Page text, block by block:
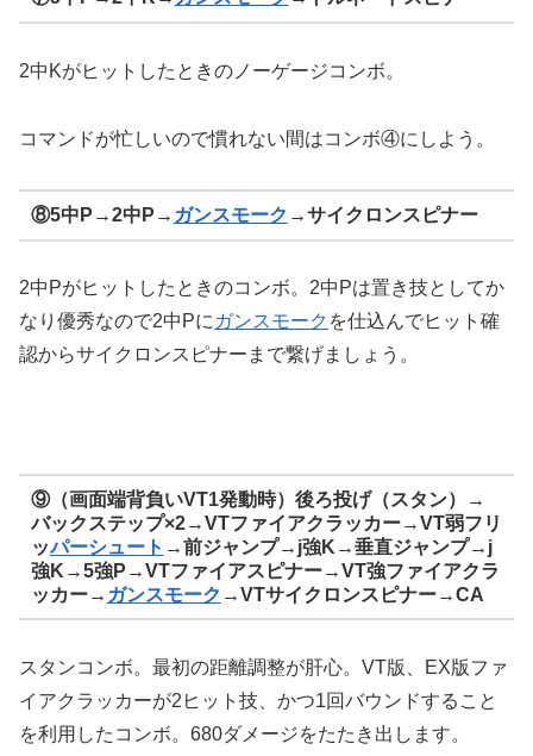
2中Kがヒットしたときのノーゲージコンボ。
コマンドが忙しいので慣れない間はコンボ④にしよう。
⑧5中P→2中P→ ガンスモーク →サイクロンスピナー
2中Pがヒットしたときのコンボ。2中Pは置き技としてか
なり優秀なので2中Pにガンスモーク を仕込んでヒット確
認からサイクロンスピナーまで繋げましょう。
⑨（画面端背負いVT1発動時）後ろ投げ（スタン）→
バックステップ×2→VTファイアクラッカー→VT弱フリ
ッパーシュート →前ジャンプ→j強K→垂直ジャンプ→j
強K→5強P→VTファイアスピナー→VT強ファイアクラ
ッカー→ ガンスモーク →VTサイクロンスピナー→CA
スタンコンボ。最初の距離調整が肝心。VT版、EX版ファ
イアクラッカーが2ヒット技、かつ1回バウンドすること
を利用したコンボ。680ダメージをたたき出します。